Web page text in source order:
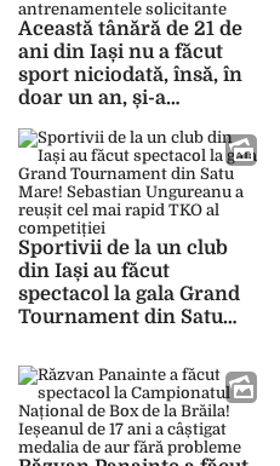
Această tânără de 21 de
ani din Iași nu a făcut
sport niciodată, însă, în
doar un an, și-a
un mod incredibil! Cum
arată acum Iulia Bălașa,
după antrenamentele
solicitante
Sportivii de la un club
din Iași au făcut
spectacol la gala Grand
Tournament din Satu
Ungureanu a reușit cel
mai rapid TKO al
competiției